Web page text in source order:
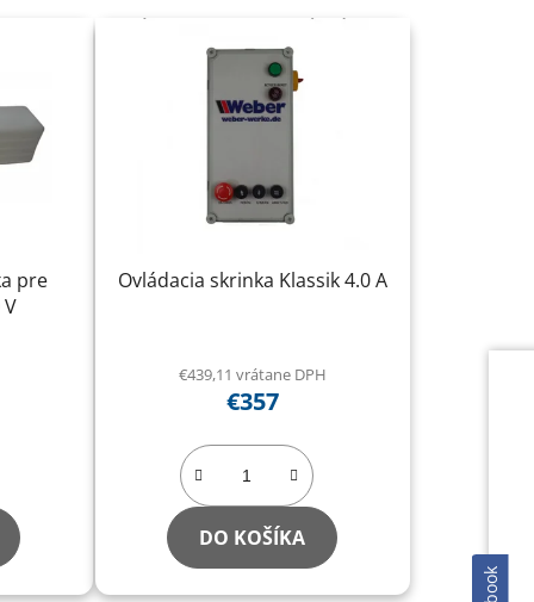
pre
Ovládacia skrinka Klassik 4.0 A
€439,11 vrátane DPH
€357
DO KOŠÍKA